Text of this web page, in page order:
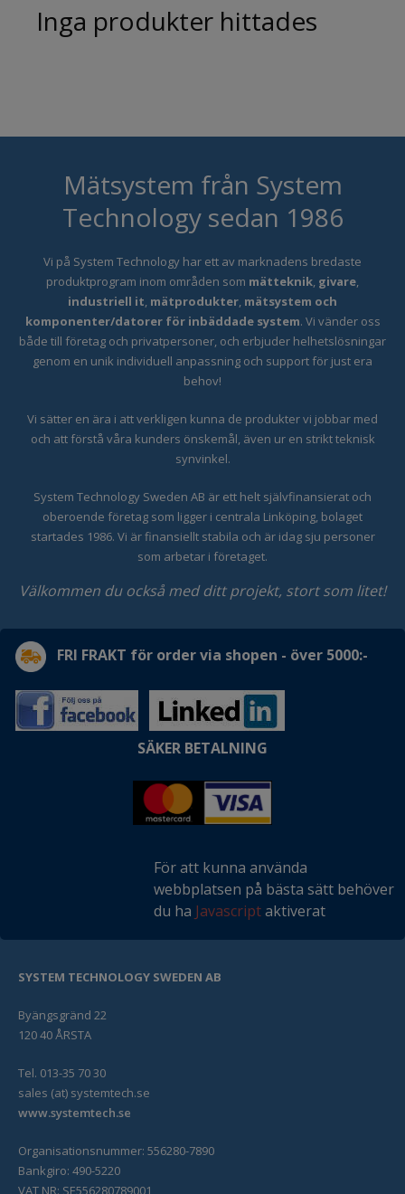
Inga produkter hittades
Mätsystem från System
Technology sedan 1986
Vi på System Technology har ett av marknadens bredaste
produktprogram inom områden som mätteknik, givare,
industriell it, mätprodukter, mätsystem och
komponenter/datorer för inbäddade system. Vi vänder oss
både till företag och privatpersoner, och erbjuder helhetslösningar
genom en unik individuell anpassning och support för just era
behov!
Vi sätter en ära i att verkligen kunna de produkter vi jobbar med
och att förstå våra kunders önskemål, även ur en strikt teknisk
synvinkel.
System Technology Sweden AB är ett helt självfinansierat och
oberoende företag som ligger i centrala Linköping, bolaget
startades 1986. Vi är finansiellt stabila och är idag sju personer
som arbetar i företaget.
Välkommen du också med ditt projekt, stort som litet!
FRI FRAKT för order via shopen - över 5000:-
SÄKER BETALNING
För att kunna använda
webbplatsen på bästa sätt behöver
du ha Javascriptaktiverat
SYSTEM TECHNOLOGY SWEDEN AB
Byängsgränd 22
120 40 ÅRSTA
Tel. 013-35 70 30
sales (at) systemtech.se
www.systemtech.se
Organisationsnummer: 556280-7890
Bankgiro: 490-5220
VAT NR: SE556280789001